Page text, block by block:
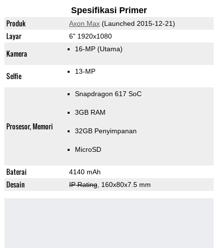
Spesifikasi Primer
Produk Axon Max(Launched 2015-12-21)
Layar 6" 1920x1080
Kamera 16-MP (Utama)
Selfie 13-MP
Prosesor, Memori
Snapdragon 617 SoC
3GB RAM
32GB Penyimpanan
MicroSD
Baterai 4140 mAh
Desain IP Rating, 160x80x7.5 mm